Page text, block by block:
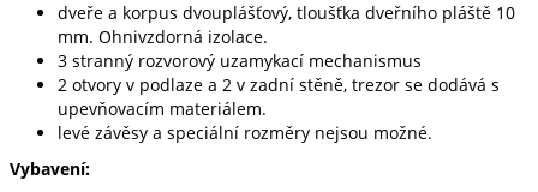
dveře a korpus dvouplášťový, tloušťka dveřního pláště 10
mm. Ohnivzdorná izolace.
3 stranný rozvorový uzamykací mechanismus
2 otvory v podlaze a 2 v zadní stěně, trezor se dodává s
upevňovacím materiálem.
levé závěsy a speciální rozměry nejsou možné.
Vybavení: